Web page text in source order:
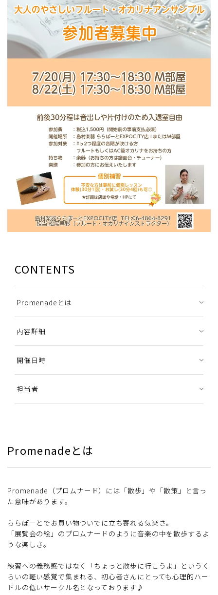
CONTENTS
Promenadeとは
内容詳細
開催日時
担当者
Promenadeとは
Promenade（プロムナード）には「散歩」や「散策」と言っ
た意味があります。
ららぽーとでお買い物ついでに立ち寄れる気楽さ。
「展覧会の絵」のプロムナードのように音楽の中を散歩するよ
うな楽しさ。
練習への義務感ではなく「ちょっと散歩に行こうよ」というく
らいの軽い感覚で集まれる、初心者さんにとっても心理的ハー
ドルの低いサークル名となっております♪